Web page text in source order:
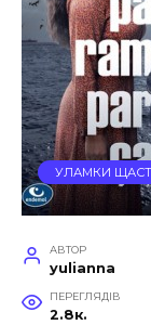
УЛАМКИ
АВТОР
yulianna
ПЕРЕГЛЯДІВ
2.8к.